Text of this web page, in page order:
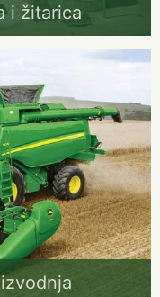
i žitarica